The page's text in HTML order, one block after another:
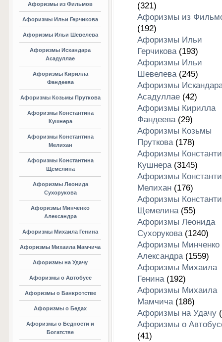
Афоризмы из Фильмов
Афоризмы Ильи Герчикова
Афоризмы Ильи Шевелева
Афоризмы Искандара
Асадуллае
Афоризмы Кирилла
Фандеева
Афоризмы Козьмы Пруткова
Афоризмы Константина
Кушнера
Афоризмы Константина
Мелихан
Афоризмы Константина
Щемелина
Афоризмы Леонида
Сухорукова
Афоризмы Минченко
Александра
Афоризмы Михаила Генина
Афоризмы Михаила Мамчича
Афоризмы на Удачу
Афоризмы о Автобусе
Афоризмы о Банкротстве
Афоризмы о Бедах
Афоризмы о Бедности и
Богатстве
(321)
Афоризмы из
(192)
Афоризмы Ильи
Герчикова(193)
Афоризмы Ильи
Шевелева(245)
Афоризмы
Асадуллае(42)
Афоризмы Кирилла
Фандеева(29)
Афоризмы Козьмы
Пруткова(178)
Афоризмы
Кушнера(3145)
Афоризмы
Мелихан(176)
Афоризмы
Щемелина(55)
Афоризмы Леонида
Сухорукова(1240)
Афоризмы Минченко
Александра(1559)
Афоризмы Михаила
Генина(192)
Афоризмы Михаила
Мамчича(186)
Афоризмы на Удачу
Афоризмы о
(41)